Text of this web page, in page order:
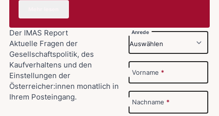
Der IMAS Report
Aktuelle Fragen der
Gesellschaftspolitik, des
Kaufverhaltens und den
Einstellungen der
Österreicher:innen monatlich in
Ihrem Posteingang.
Anrede
Vorname *
Nachname *